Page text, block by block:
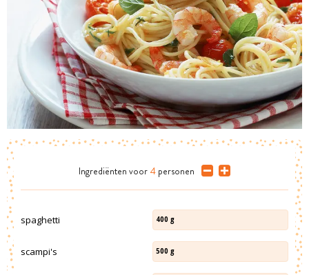
Ingrediënten voor 4 personen
spaghetti 400 g
scampi's 500 g